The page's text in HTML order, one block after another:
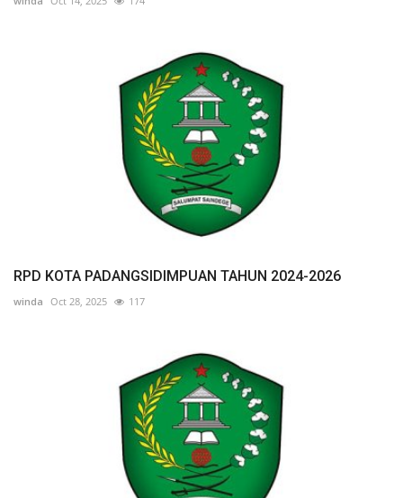
RPD KOTA PADANGSIDIMPUAN TAHUN 2024-2026
winda Oct 28, 2025 117